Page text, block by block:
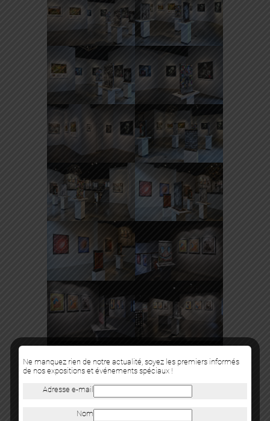
Ne manquez rien de notre actualité, soyez les premiers informés
de nos expositions et événements spéciaux !
Adresse e-mail
Nom